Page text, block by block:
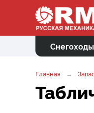
Снегоходы
Главная